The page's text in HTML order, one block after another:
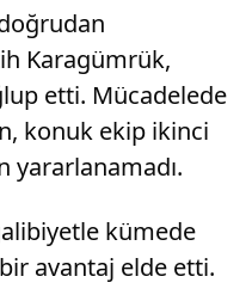
Karagümrük,
etti. Mücadelede
konuk ekip ikinci
yararlanamadı.
kümede
avantaj elde etti.